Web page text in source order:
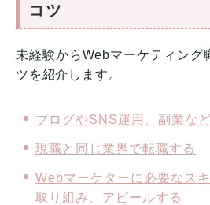
コツ
未経験からWebマーケティング
ツを紹介します。
ブログやSNS運用、副業な
現職と同じ業界で転職する
Webマーケターに必要なス
取り組み、アピールする